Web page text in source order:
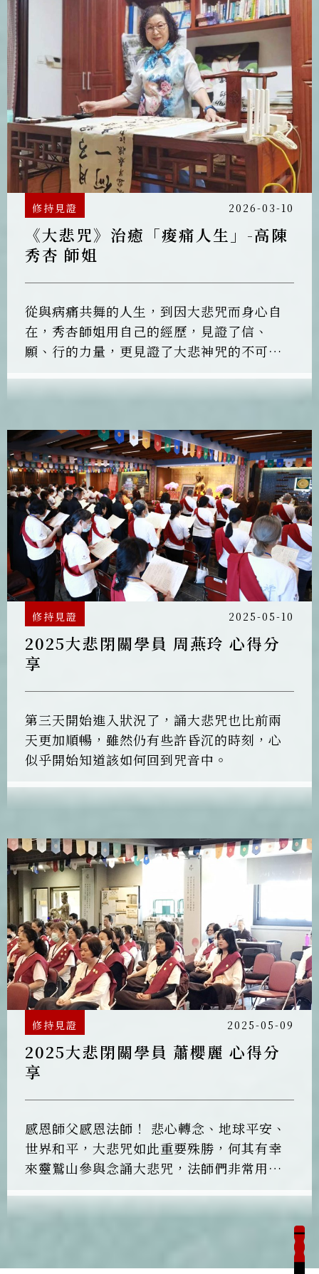
修持見證 2026-03-10
《大悲咒》治癒「痠痛人生」-高陳
秀杏 師姐
從與病痛共舞的人生，到因大悲咒而身心自
在，秀杏師姐用自己的經歷，見證了信、
願、行的力量，更見證了大悲神咒的不可思
修持見證 2025-05-10
2025大悲閉關學員 周燕玲 心得分
享
第三天開始進入狀況了，誦大悲咒也比前兩
天更加順暢，雖然仍有些許昏沉的時刻，心
似乎開始知道該如何回到咒音中。
修持見證 2025-05-09
2025大悲閉關學員 蕭櫻麗 心得分
享
感恩師父感恩法師！ 悲心轉念、地球平安、
世界和平，大悲咒如此重要殊勝，何其有幸
來靈鷲山參與念誦大悲咒，法師們非常用心
咒甚麼都不用想，持大悲十心專心持誦。